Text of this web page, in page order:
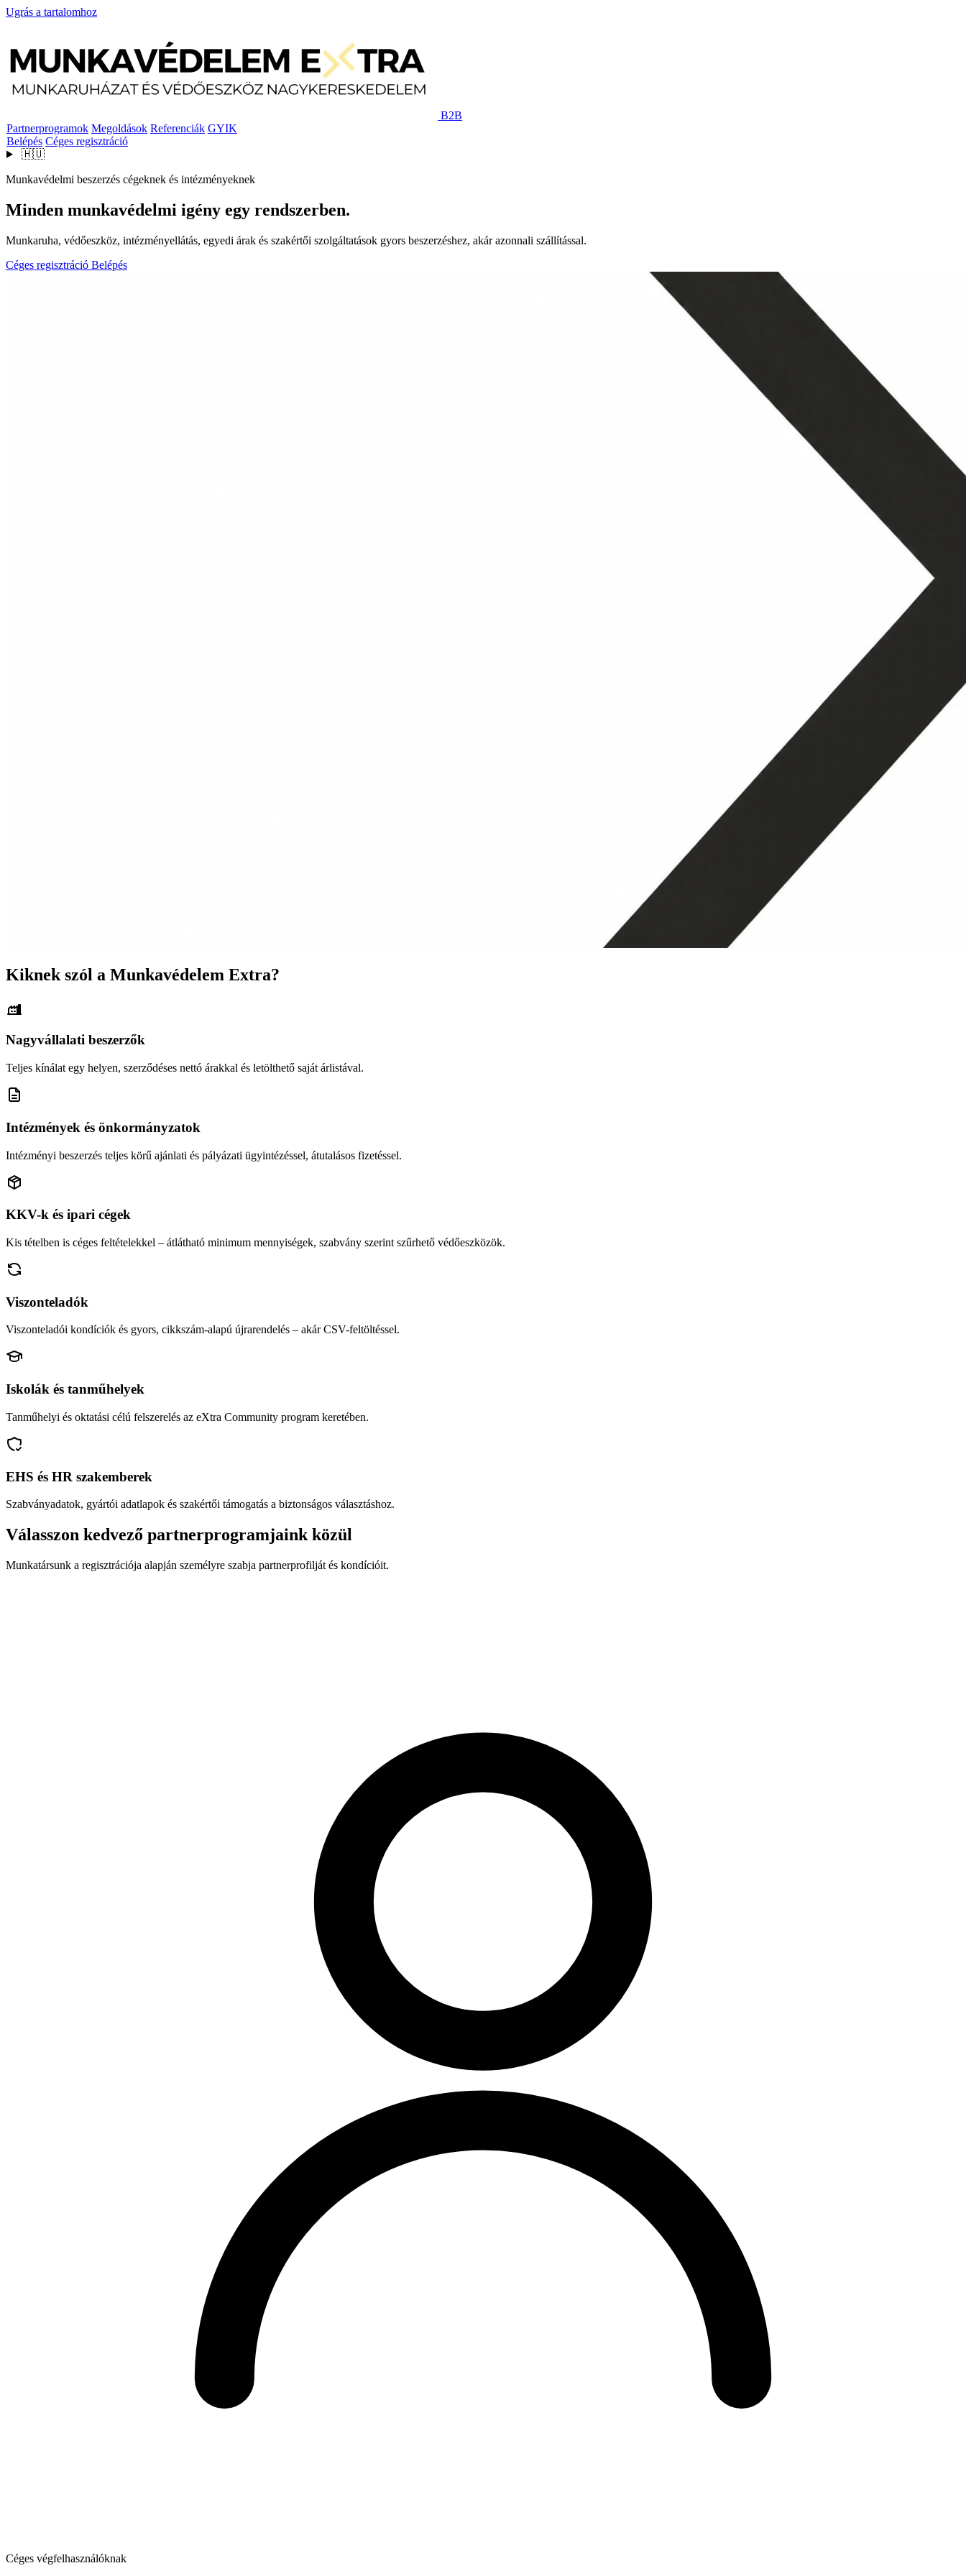
Ugrás a tartalomhoz
B2B
Partnerprogramok Megoldások Referenciák GYIK
Belépés Céges regisztráció
🇭🇺
Munkavédelmi beszerzés cégeknek és intézményeknek
Minden munkavédelmi igény egy rendszerben.
Munkaruha, védőeszköz, intézményellátás, egyedi árak és szakértői szolgáltatások gyors beszerzéshez, akár azonnali szállítással.
Céges regisztráció Belépés
Kiknek szól a Munkavédelem Extra?
Nagyvállalati beszerzők
Teljes kínálat egy helyen, szerződéses nettó árakkal és letölthető saját árlistával.
Intézmények és önkormányzatok
Intézményi beszerzés teljes körű ajánlati és pályázati ügyintézéssel, átutalásos fizetéssel.
KKV-k és ipari cégek
Kis tételben is céges feltételekkel – átlátható minimum mennyiségek, szabvány szerint szűrhető védőeszközök.
Viszonteladók
Viszonteladói kondíciók és gyors, cikkszám-alapú újrarendelés – akár CSV-feltöltéssel.
Iskolák és tanműhelyek
Tanműhelyi és oktatási célú felszerelés az eXtra Community program keretében.
EHS és HR szakemberek
Szabványadatok, gyártói adatlapok és szakértői támogatás a biztonságos választáshoz.
Válasszon kedvező partnerprogramjaink közül
Munkatársunk a regisztrációja alapján személyre szabja partnerprofilját és kondícióit.
Céges végfelhasználóknak